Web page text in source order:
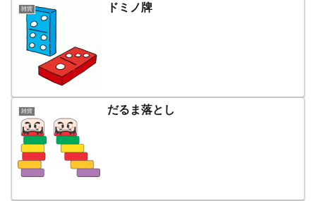
雑貨 ドミノ牌
雑貨 だるま落とし